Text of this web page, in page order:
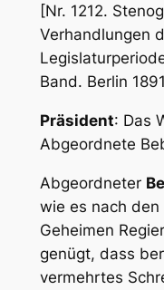
[Nr. 1212.
Verhandlungen
Band. Berlin
Präsident: Das
Abgeordnete
Abgeordneter
wie es nach
Geheimen
genügt, dass
vermehrtes